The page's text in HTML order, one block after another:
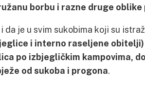
borbu i razne druge
da je u svim sukobima koji su
i interno raseljene
po izbjegličkim kampovima,
od sukoba i progona.